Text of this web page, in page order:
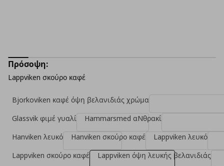
Πρόσοψη:
Lappviken σκούρο καφέ
Bjorkoviken καφέ όψη βελανιδιάς χρώμα
Glassvik φιμέ γυαλί
Hammarsmed αNθρακί
Hanviken λευκό
Hanviken σκούρο καφέ
Lappviken λευκό
Lappviken σκούρο καφέ
Lappviken όψη λευκής βελανιδιάς